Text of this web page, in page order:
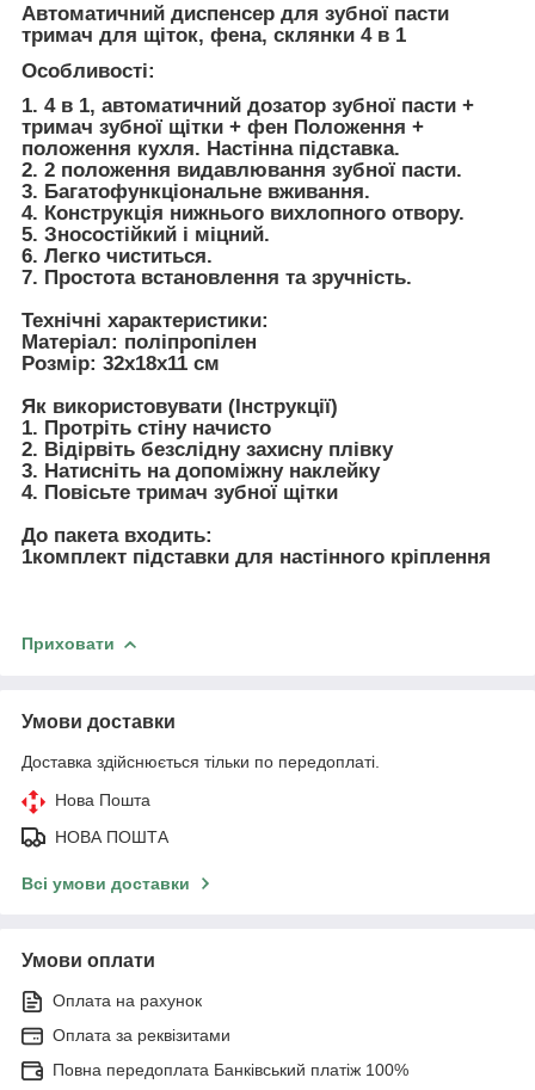
Автоматичний диспенсер для зубної пасти
тримач для щіток, фена, склянки 4 в 1
Особливості:
1. 4 в 1, автоматичний дозатор зубної пасти +
тримач зубної щітки + фен Положення +
положення кухля. Настінна підставка.
2. 2 положення видавлювання зубної пасти.
3. Багатофункціональне вживання.
4. Конструкція нижнього вихлопного отвору.
5. Зносостійкий і міцний.
6. Легко чиститься.
7. Простота встановлення та зручність.
Технічні характеристики:
Матеріал: поліпропілен
Розмір: 32x18x11 см
Як використовувати (Інструкції)
1. Протріть стіну начисто
2. Відірвіть безслідну захисну плівку
3. Натисніть на допоміжну наклейку
4. Повісьте тримач зубної щітки
До пакета входить:
1комплект підставки для настінного кріплення
Приховати
Умови доставки
Доставка здійснюється тільки по передоплаті.
Нова Пошта
НОВА ПОШТА
Всі умови доставки
Умови оплати
Оплата на рахунок
Оплата за реквізитами
Повна передоплата Банківський платіж 100%